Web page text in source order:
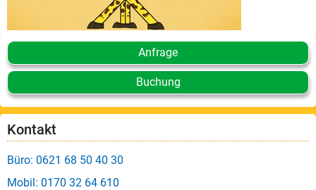
Anfrage
Buchung
Kontakt
Büro: 0621 68 50 40 30
Mobil: 0170 32 64 610